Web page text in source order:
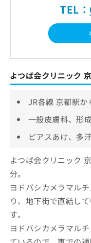
TEL：
よつば会クリニック
JR各線 京都駅か
一般皮膚科、形
ピアスあけ、多
よつば会クリニック
分。
ヨドバシカメラマル
り、地下街で直結し
す。
ヨドバシカメラマル